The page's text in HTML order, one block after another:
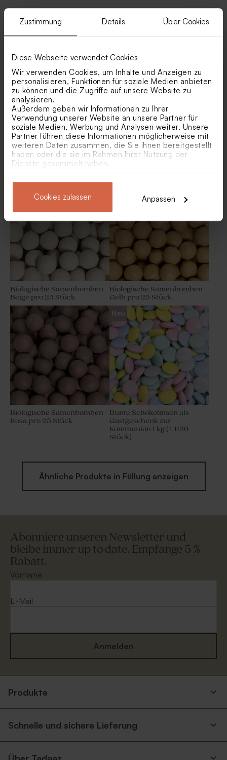
Zustimmung Details Über Cookies
Diese Webseite verwendet Cookies
Wir verwenden Cookies, um Inhalte und Anzeigen zu
personalisieren, Funktionen für soziale Medien anbieten
zu können und die Zugriffe auf unsere Website zu
analysieren.
Außerdem geben wir Informationen zu Ihrer
Verwendung unserer Website an unsere Partner für
soziale Medien, Werbung und Analysen weiter. Unsere
Partner führen diese Informationen möglicherweise mit
weiteren Daten zusammen, die Sie ihnen bereitgestellt
haben oder die sie im Rahmen Ihrer Nutzung der
Dienste gesammelt haben.
Cookies zulassen Anpassen
Goldene Lacksiegel 'Heart'
Ähnliche Produkte
Marmorgoldene
Schokolinsen als
Gastgeschenk zur
Kommunion 1 kg (± 1120
Stück)
Goldmarmorierte
Schokolinsen als
Gastgeschenk Konfirmation
Biologische Samenbomben
Beige pro 25 Stück
Biologische Samenbomben
Gelb pro 25 Stück
Biologische Samenbomben
Rosa pro 25 Stück
Neu
Bunte Schokolinsen als
Gastgeschenk zur
Kommunion 1 kg (± 1120
Stück)
Ähnliche Produkte in Füllung anzeigen
Abonniere unseren Newsletter und
bleibe immer up to date. Empfange 5 %
Rabatt.
Vorname
E-Mail
Anmelden
Produkte
Schnelle und sichere Lieferung